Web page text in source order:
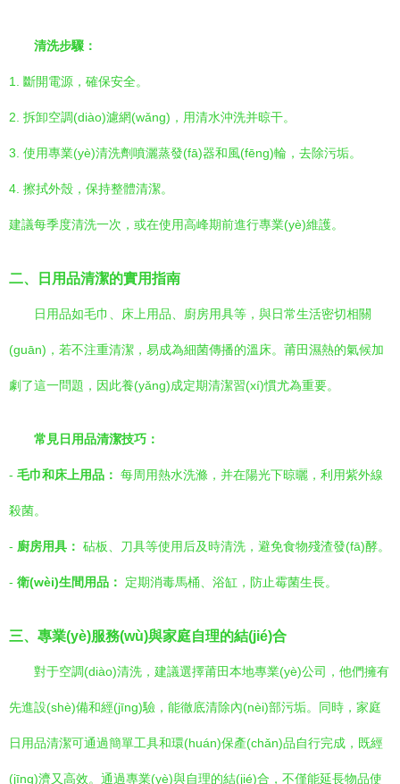
清洗步驟：
1. 斷開電源，確保安全。
2. 拆卸空調(diào)濾網(wǎng)，用清水沖洗并晾干。
3. 使用專業(yè)清洗劑噴灑蒸發(fā)器和風(fēng)輪，去除污垢。
4. 擦拭外殼，保持整體清潔。
建議每季度清洗一次，或在使用高峰期前進行專業(yè)維護。
二、日用品清潔的實用指南
日用品如毛巾、床上用品、廚房用具等，與日常生活密切相關
(guān)，若不注重清潔，易成為細菌傳播的溫床。莆田濕熱的氣候加
劇了這一問題，因此養(yǎng)成定期清潔習(xí)慣尤為重要。
常見日用品清潔技巧：
- 毛巾和床上用品： 每周用熱水洗滌，并在陽光下晾曬，利用紫外線
殺菌。
- 廚房用具： 砧板、刀具等使用后及時清洗，避免食物殘渣發(fā)酵。
- 衛(wèi)生間用品： 定期消毒馬桶、浴缸，防止霉菌生長。
三、專業(yè)服務(wù)與家庭自理的結(jié)合
對于空調(diào)清洗，建議選擇莆田本地專業(yè)公司，他們擁有
先進設(shè)備和經(jīng)驗，能徹底清除內(nèi)部污垢。同時，家庭
日用品清潔可通過簡單工具和環(huán)保產(chǎn)品自行完成，既經
(jīng)濟又高效。通過專業(yè)與自理的結(jié)合，不僅能延長物品使